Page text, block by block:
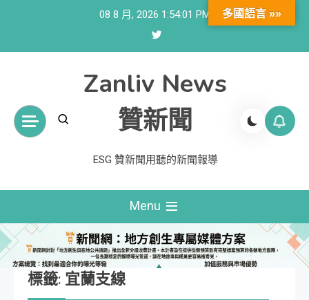
08 8 月, 2026 1:54:02 PM
Zanliv News
贊新聞
ESG 贊新聞用聽的新聞報導
Menu
標籤: 宜蘭支線
多國語言 »»